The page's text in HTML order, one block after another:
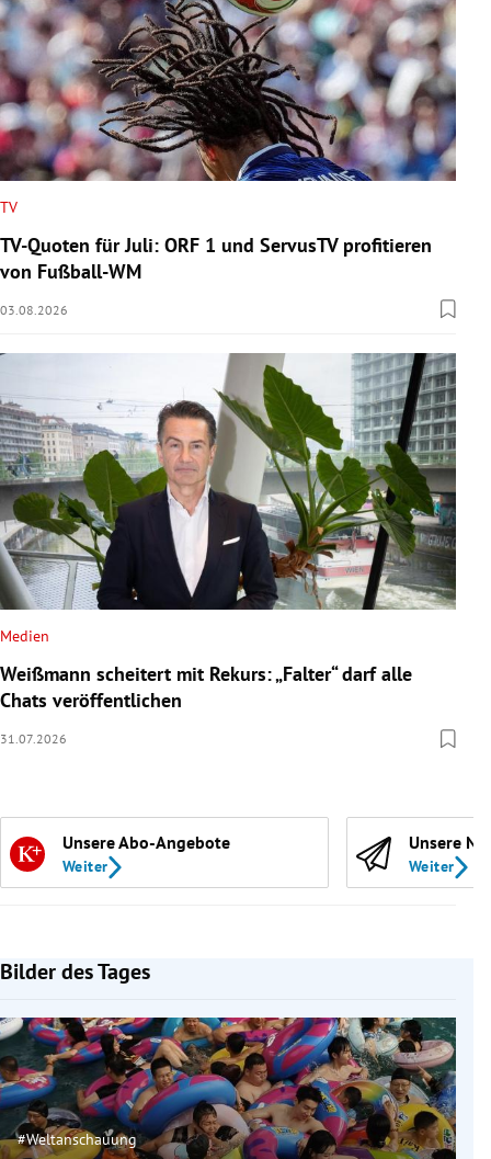
TV
TV-Quoten für Juli: ORF 1 und ServusTV profitieren
von Fußball-WM
03.08.2026
Medien
Weißmann scheitert mit Rekurs: „Falter“ darf alle
Chats veröffentlichen
31.07.2026
Unsere Abo-Angebote
Weiter
Unsere
Weiter
Bilder des Tages
#Weltanschauung